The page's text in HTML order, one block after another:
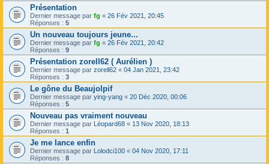
Présentation
Dernier message par fg « 26 Fév 2021, 20:45
Réponses : 5
Un nouveau toujours jeune...
Dernier message par fg « 26 Fév 2021, 20:42
Réponses : 9
Présentation zorell62 ( Aurélien )
Dernier message par zorell62 « 04 Jan 2021, 23:42
Réponses : 3
Le gône du Beaujolpif
Dernier message par ying-yang « 20 Déc 2020, 00:06
Réponses : 5
Nouveau pas vraiment nouveau
Dernier message par Léopard68 « 13 Nov 2020, 18:13
Réponses : 1
Je me lance enfin
Dernier message par Lolodci100 « 04 Nov 2020, 17:11
Réponses : 8